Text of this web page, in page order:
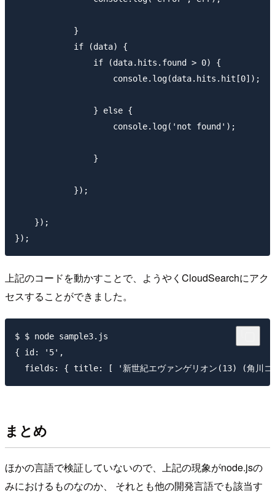
            }
            if (data) {
                if (data.hits.found > 0) {
                    console.log(data.hits.hit[0]);
                } else {
                    console.log('not found');
                }
            });
    });
上記のコードを動かすことで、ようやくCloudSearchにアク
セスすることができました。
$ $ node sample3.js
{ id: '5',
まとめ
ほかの言語で検証していないので、上記の現象がnode.jsの
みにおけるものなのか、 それとも他の開発言語でも該当す